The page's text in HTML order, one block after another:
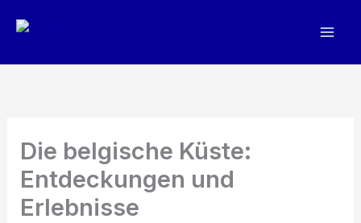
Inhalt
Die belgische Küste:
Entdeckungen und
Erlebnisse